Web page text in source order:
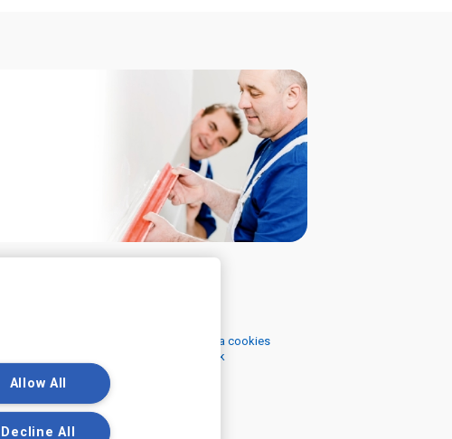
Souhlas se zpracováním osobních údajů a cookies
Souhlas se zpracováním osobních údajů k
marketingovým účelům
Allow All
Decline All